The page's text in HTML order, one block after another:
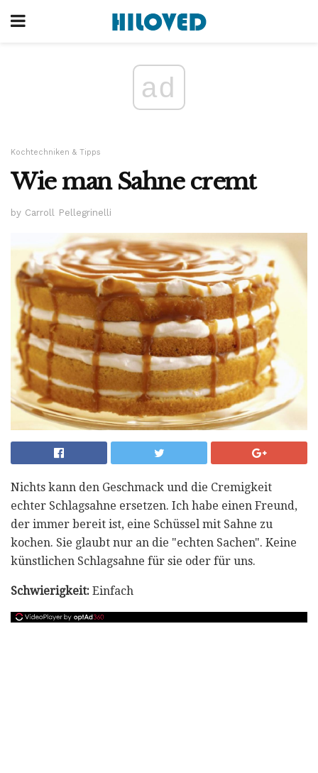
ad
Kochtechniken & Tipps
Wie man Sahne cremt
by Carroll Pellegrinelli
Nichts kann den Geschmack und die Cremigkeit
echter Schlagsahne ersetzen. Ich habe einen Freund,
der immer bereit ist, eine Schüssel mit Sahne zu
kochen. Sie glaubt nur an die "echten Sachen". Keine
künstlichen Schlagsahne für sie oder für uns.
Schwierigkeit: Einfach